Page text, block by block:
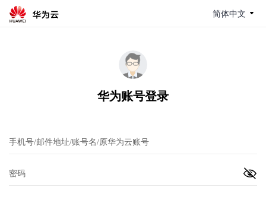
简体中文
华为账号登录